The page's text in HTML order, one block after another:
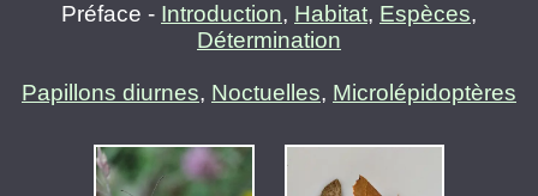
Préface - Introduction, Habitat, Espèces,
Détermination
Papillons diurnes, Noctuelles, Microlépidoptères